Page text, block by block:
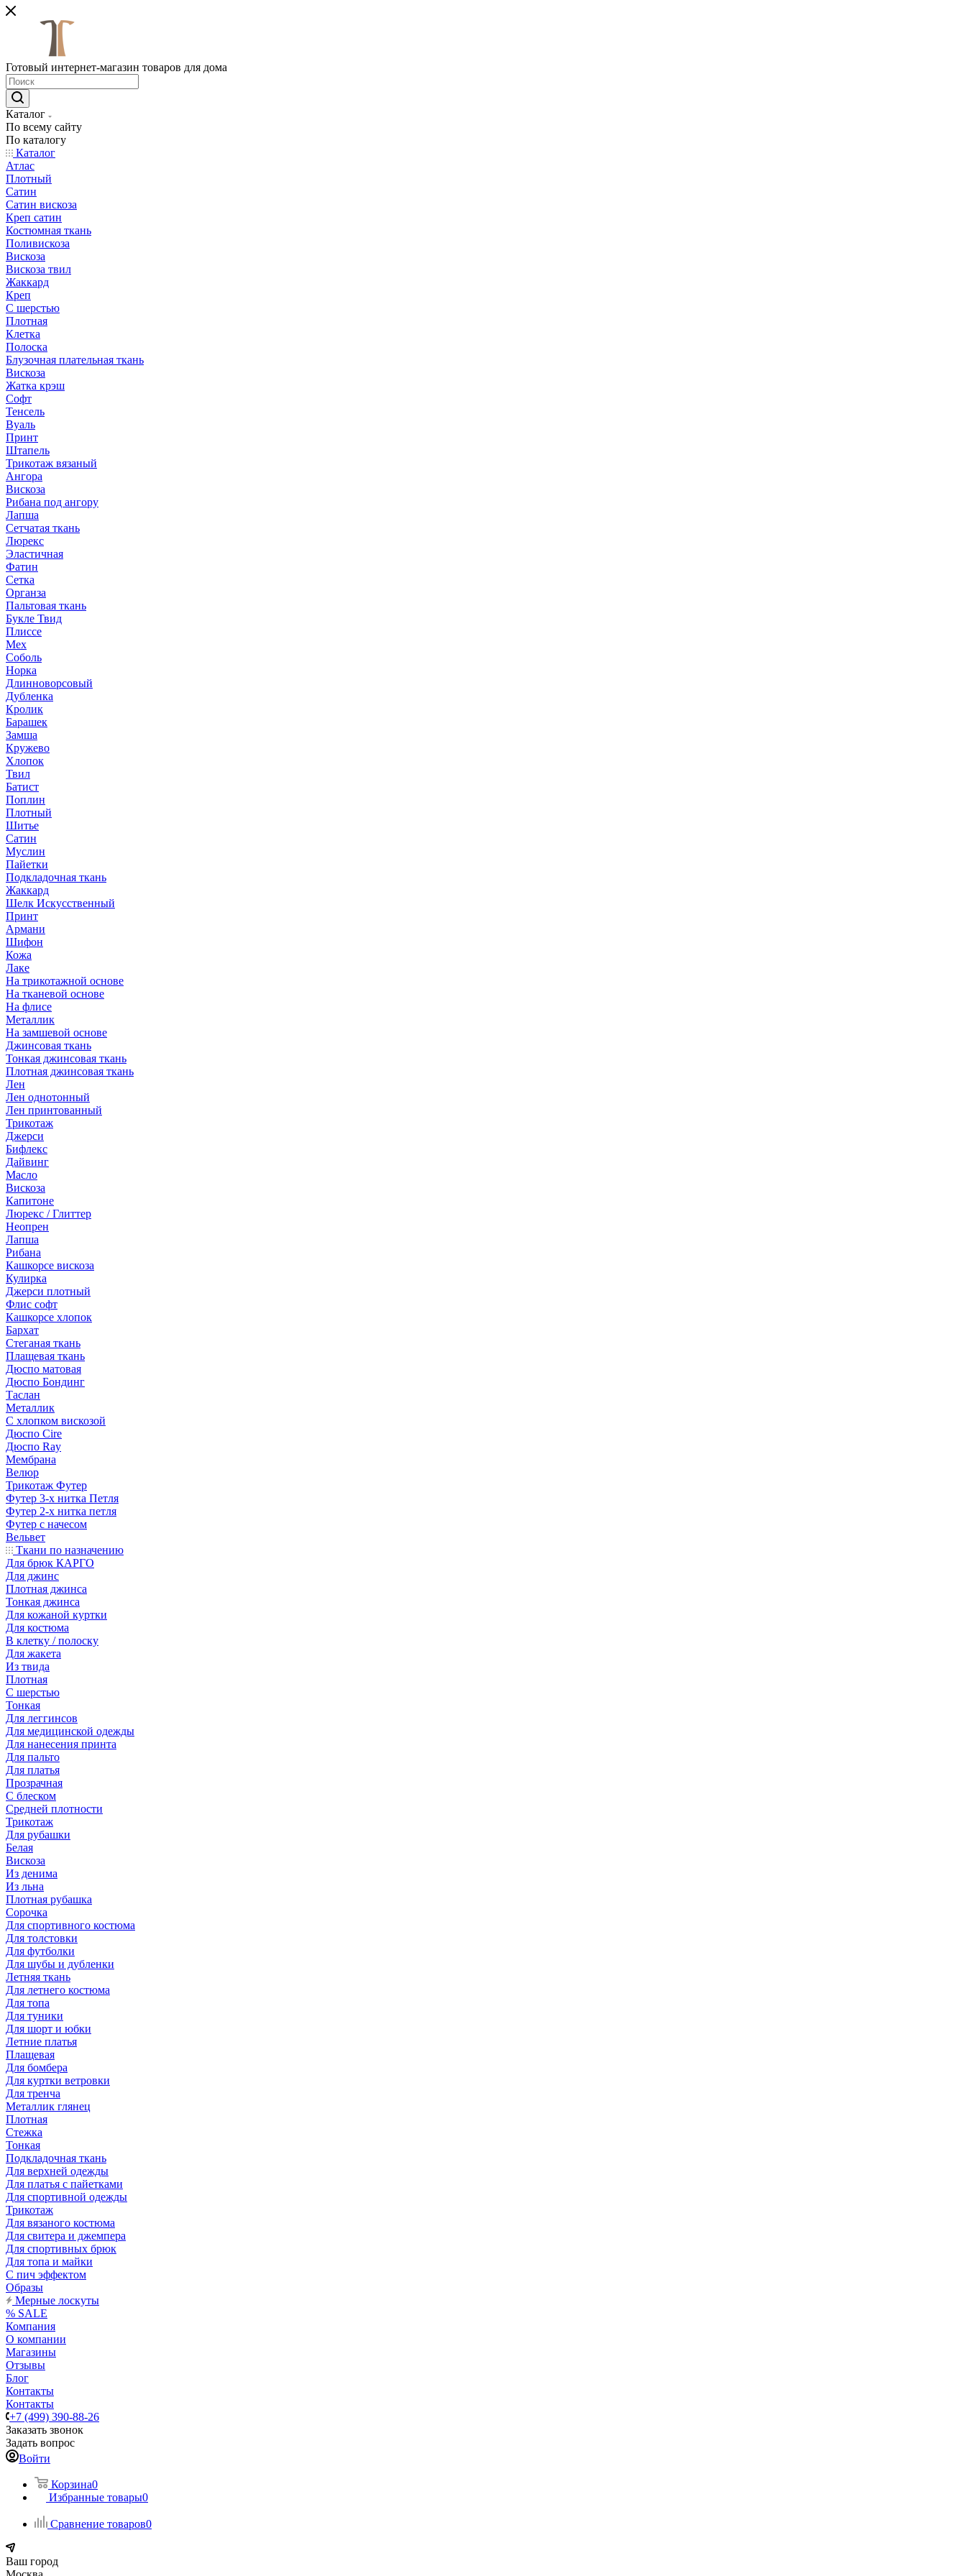
Готовый интернет-магазин товаров для дома
Каталог
По всему сайту
По каталогу
Каталог
Атлас
Плотный
Сатин
Сатин вискоза
Креп сатин
Костюмная ткань
Поливискоза
Вискоза
Вискоза твил
Жаккард
Креп
С шерстью
Плотная
Клетка
Полоска
Блузочная плательная ткань
Вискоза
Жатка крэш
Софт
Тенсель
Вуаль
Принт
Штапель
Трикотаж вязаный
Ангора
Вискоза
Рибана под ангору
Лапша
Сетчатая ткань
Люрекс
Эластичная
Фатин
Сетка
Органза
Пальтовая ткань
Букле Твид
Плиссе
Мех
Соболь
Норка
Длинноворсовый
Дубленка
Кролик
Барашек
Замша
Кружево
Хлопок
Твил
Батист
Поплин
Плотный
Шитье
Сатин
Муслин
Пайетки
Подкладочная ткань
Жаккард
Шелк Искусственный
Принт
Армани
Шифон
Кожа
Лаке
На трикотажной основе
На тканевой основе
На флисе
Металлик
На замшевой основе
Джинсовая ткань
Тонкая джинсовая ткань
Плотная джинсовая ткань
Лен
Лен однотонный
Лен принтованный
Трикотаж
Джерси
Бифлекс
Дайвинг
Масло
Вискоза
Капитоне
Люрекс / Глиттер
Неопрен
Лапша
Рибана
Кашкорсе вискоза
Кулирка
Джерси плотный
Флис софт
Кашкорсе хлопок
Бархат
Стеганая ткань
Плащевая ткань
Дюспо матовая
Дюспо Бондинг
Таслан
Металлик
С хлопком вискозой
Дюспо Cire
Дюспо Ray
Мембрана
Велюр
Трикотаж Футер
Футер 3-х нитка Петля
Футер 2-х нитка петля
Футер с начесом
Вельвет
Ткани по назначению
Для брюк КАРГО
Для джинс
Плотная джинса
Тонкая джинса
Для кожаной куртки
Для костюма
В клетку / полоску
Для жакета
Из твида
Плотная
С шерстью
Тонкая
Для леггинсов
Для медицинской одежды
Для нанесения принта
Для пальто
Для платья
Прозрачная
С блеском
Средней плотности
Трикотаж
Для рубашки
Белая
Вискоза
Из денима
Из льна
Плотная рубашка
Сорочка
Для спортивного костюма
Для толстовки
Для футболки
Для шубы и дубленки
Летняя ткань
Для летнего костюма
Для топа
Для туники
Для шорт и юбки
Летние платья
Плащевая
Для бомбера
Для куртки ветровки
Для тренча
Металлик глянец
Плотная
Стежка
Тонкая
Подкладочная ткань
Для верхней одежды
Для платья с пайетками
Для спортивной одежды
Трикотаж
Для вязаного костюма
Для свитера и джемпера
Для спортивных брюк
Для топа и майки
С пич эффектом
Образы
Мерные лоскуты
% SALE
Компания
О компании
Магазины
Отзывы
Блог
Контакты
Контакты
+7 (499) 390-88-26
Заказать звонок
Задать вопрос
Войти
Корзина0
Избранные товары0
Сравнение товаров0
Ваш город